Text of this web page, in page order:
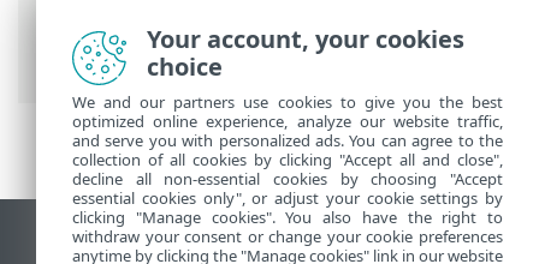
Processus de déploiement pour MSP>
Déploiement à distance d'un agent
Afficher le site des postes de travail
Your account, your cookies
choice
We and our partners use cookies to give you the best
optimized online experience, analyze our website traffic,
and serve you with personalized ads. You can agree to the
collection of all cookies by clicking "Accept all and close",
decline all non-essential cookies by choosing "Accept
essential cookies only", or adjust your cookie settings by
clicking "Manage cookies". You also have the right to
withdraw your consent or change your cookie preferences
anytime by clicking the "Manage cookies" link in our website